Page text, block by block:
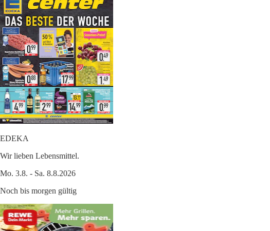
EDEKA
Wir lieben Lebensmittel.
Mo. 3.8. - Sa. 8.8.2026
Noch bis morgen gültig